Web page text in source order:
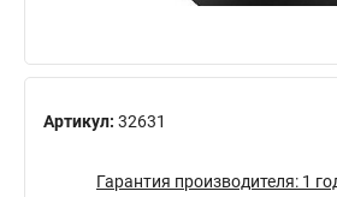
Артикул: 32631
Гарантия производителя: 1